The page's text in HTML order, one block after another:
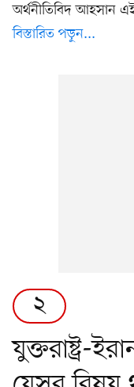
অর্থনীতিবিদ আহসান
বিস্তারিত পড়ুন...
২
যুক্তরাষ্ট্র-